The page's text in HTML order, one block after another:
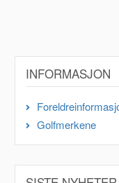
INFORMASJON
Golfmerkene